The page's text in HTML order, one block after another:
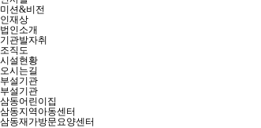
미션&비전
인재상
법인소개
기관발자취
조직도
시설현황
오시는길
부설기관
부설기관
삼동어린이집
삼동지역아동센터
삼동재가방문요양센터